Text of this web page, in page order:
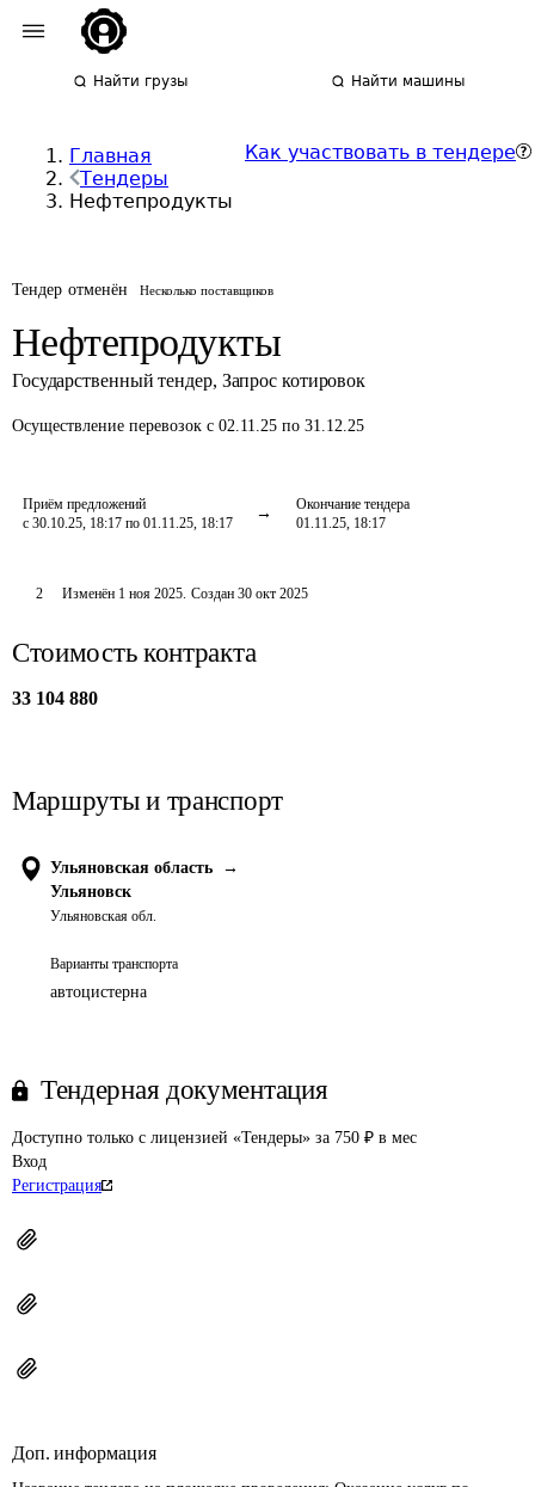
Найти грузы Найти машины
Главная
Тендеры
Нефтепродукты
Как участвовать в тендере
Тендер отменён Несколько поставщиков
Нефтепродукты
Государственный тендер, Запрос котировок
Осуществление перевозок с 02.11.25 по 31.12.25
Приём предложений
с 30.10.25, 18:17 по 01.11.25, 18:17
Окончание тендера
01.11.25, 18:17
2 Изменён 1 ноя 2025. Создан 30 окт 2025
Стоимость контракта
33 104 880
Маршруты и транспорт
Ульяновская область
→
Ульяновск
Ульяновская обл.
Варианты транспорта
автоцистерна
Тендерная документация
Доступно только с лицензией «Тендеры» за 750 ₽ в мес
Вход
Регистрация
Доп. информация